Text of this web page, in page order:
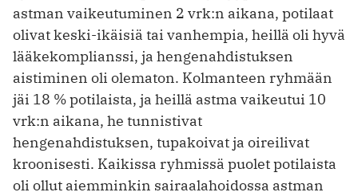
astman vaikeutuminen 2 vrk:n aikana, potilaat
olivat keski-­ikäisiä tai vanhempia, heillä oli hyvä
lääkekomplianssi, ja hengenahdistuksen
aistiminen oli olematon. Kolmanteen ryhmään
jäi 18 % potilaista, ja heillä astma vaikeutui 10
vrk:n aikana, he tunnistivat
hengenahdistuksen, tupakoivat ja oireilivat
kroonisesti. Kaikissa ryhmissä puolet potilaista
oli ollut aiemminkin sairaalahoidossa astman